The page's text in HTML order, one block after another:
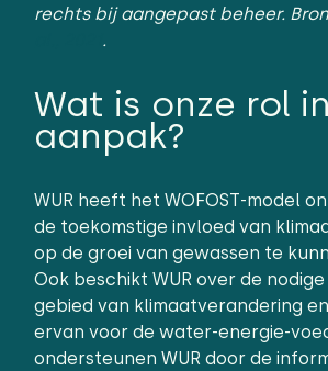
rechts bij aangepast beheer.
.
Wat is onze rol
aanpak?
WUR heeft het WOFOST-model
de toekomstige invloed van
op de groei van gewassen te
Ook beschikt WUR over de
gebied van klimaatverandering
ervan voor de water-energie-
ondersteunen WUR door de